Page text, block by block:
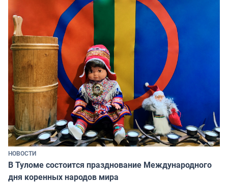
НОВОСТИ
В Туломе состоится празднование Международного
дня коренных народов мира